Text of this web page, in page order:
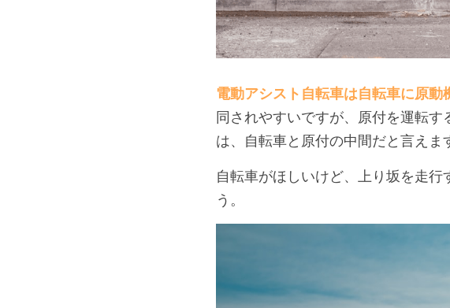
電動アシスト自転車は自転車に原動
同されやすいですが、原付を運転
は、自転車と原付の中間だと言えま
自転車がほしいけど、上り坂を走
う。